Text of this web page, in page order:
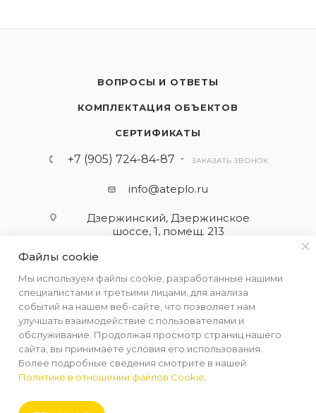
ВОПРОСЫ И ОТВЕТЫ
КОМПЛЕКТАЦИЯ ОБЪЕКТОВ
СЕРТИФИКАТЫ
+7 (905) 724-84-87 ЗАКАЗАТЬ ЗВОНОК
info@ateplo.ru
Дзержинский, Дзержинское
шоссе, 1, помещ. 213
ПОЛИТИКА КОНФИДЕНЦИАЛЬНОСТИ
2026 © ООО "АЛЬФА-ТЕРМ КОМПЛЕКТ"
Файлы cookie
Мы используем файлы cookie, разработанные нашими
специалистами и третьими лицами, для анализа
событий на нашем веб-сайте, что позволяет нам
улучшать взаимодействие с пользователями и
обслуживание. Продолжая просмотр страниц нашего
сайта, вы принимаете условия его использования.
Более подробные сведения смотрите в нашей
Политике в отношении файлов Cookie